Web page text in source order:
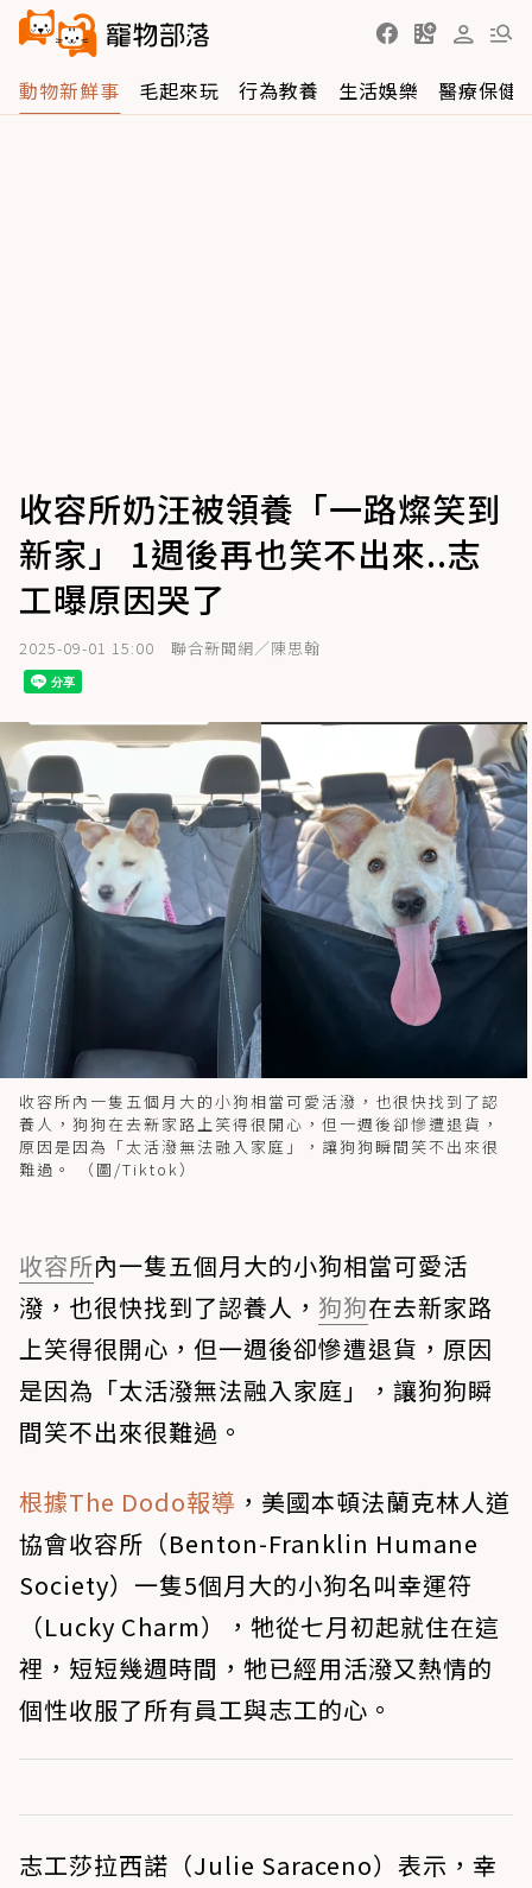
動物新鮮事 毛起來玩 行為教養 生活娛樂 醫療保健
收容所奶汪被領養「一路燦笑到
新家」 1週後再也笑不出來..志
工曝原因哭了
2025-09-01 15:00 聯合新聞網／陳思翰
收容所內一隻五個月大的小狗相當可愛活潑，也很快找到了認
養人，狗狗在去新家路上笑得很開心，但一週後卻慘遭退貨，
原因是因為「太活潑無法融入家庭」，讓狗狗瞬間笑不出來很
難過。 （圖/Tiktok）
收容所內一隻五個月大的小狗相當可愛活
潑，也很快找到了認養人， 狗狗在去新家路
上笑得很開心，但一週後卻慘遭退貨，原因
是因為「太活潑無法融入家庭」，讓狗狗瞬
間笑不出來很難過。
根據The Dodo報導 ，美國本頓法蘭克林人道
協會收容所（Benton-Franklin Humane
Society）一隻5個月大的小狗名叫幸運符
（Lucky Charm），牠從七月初起就住在這
裡，短短幾週時間，牠已經用活潑又熱情的
個性收服了所有員工與志工的心。
志工莎拉西諾（Julie Saraceno）表示，幸